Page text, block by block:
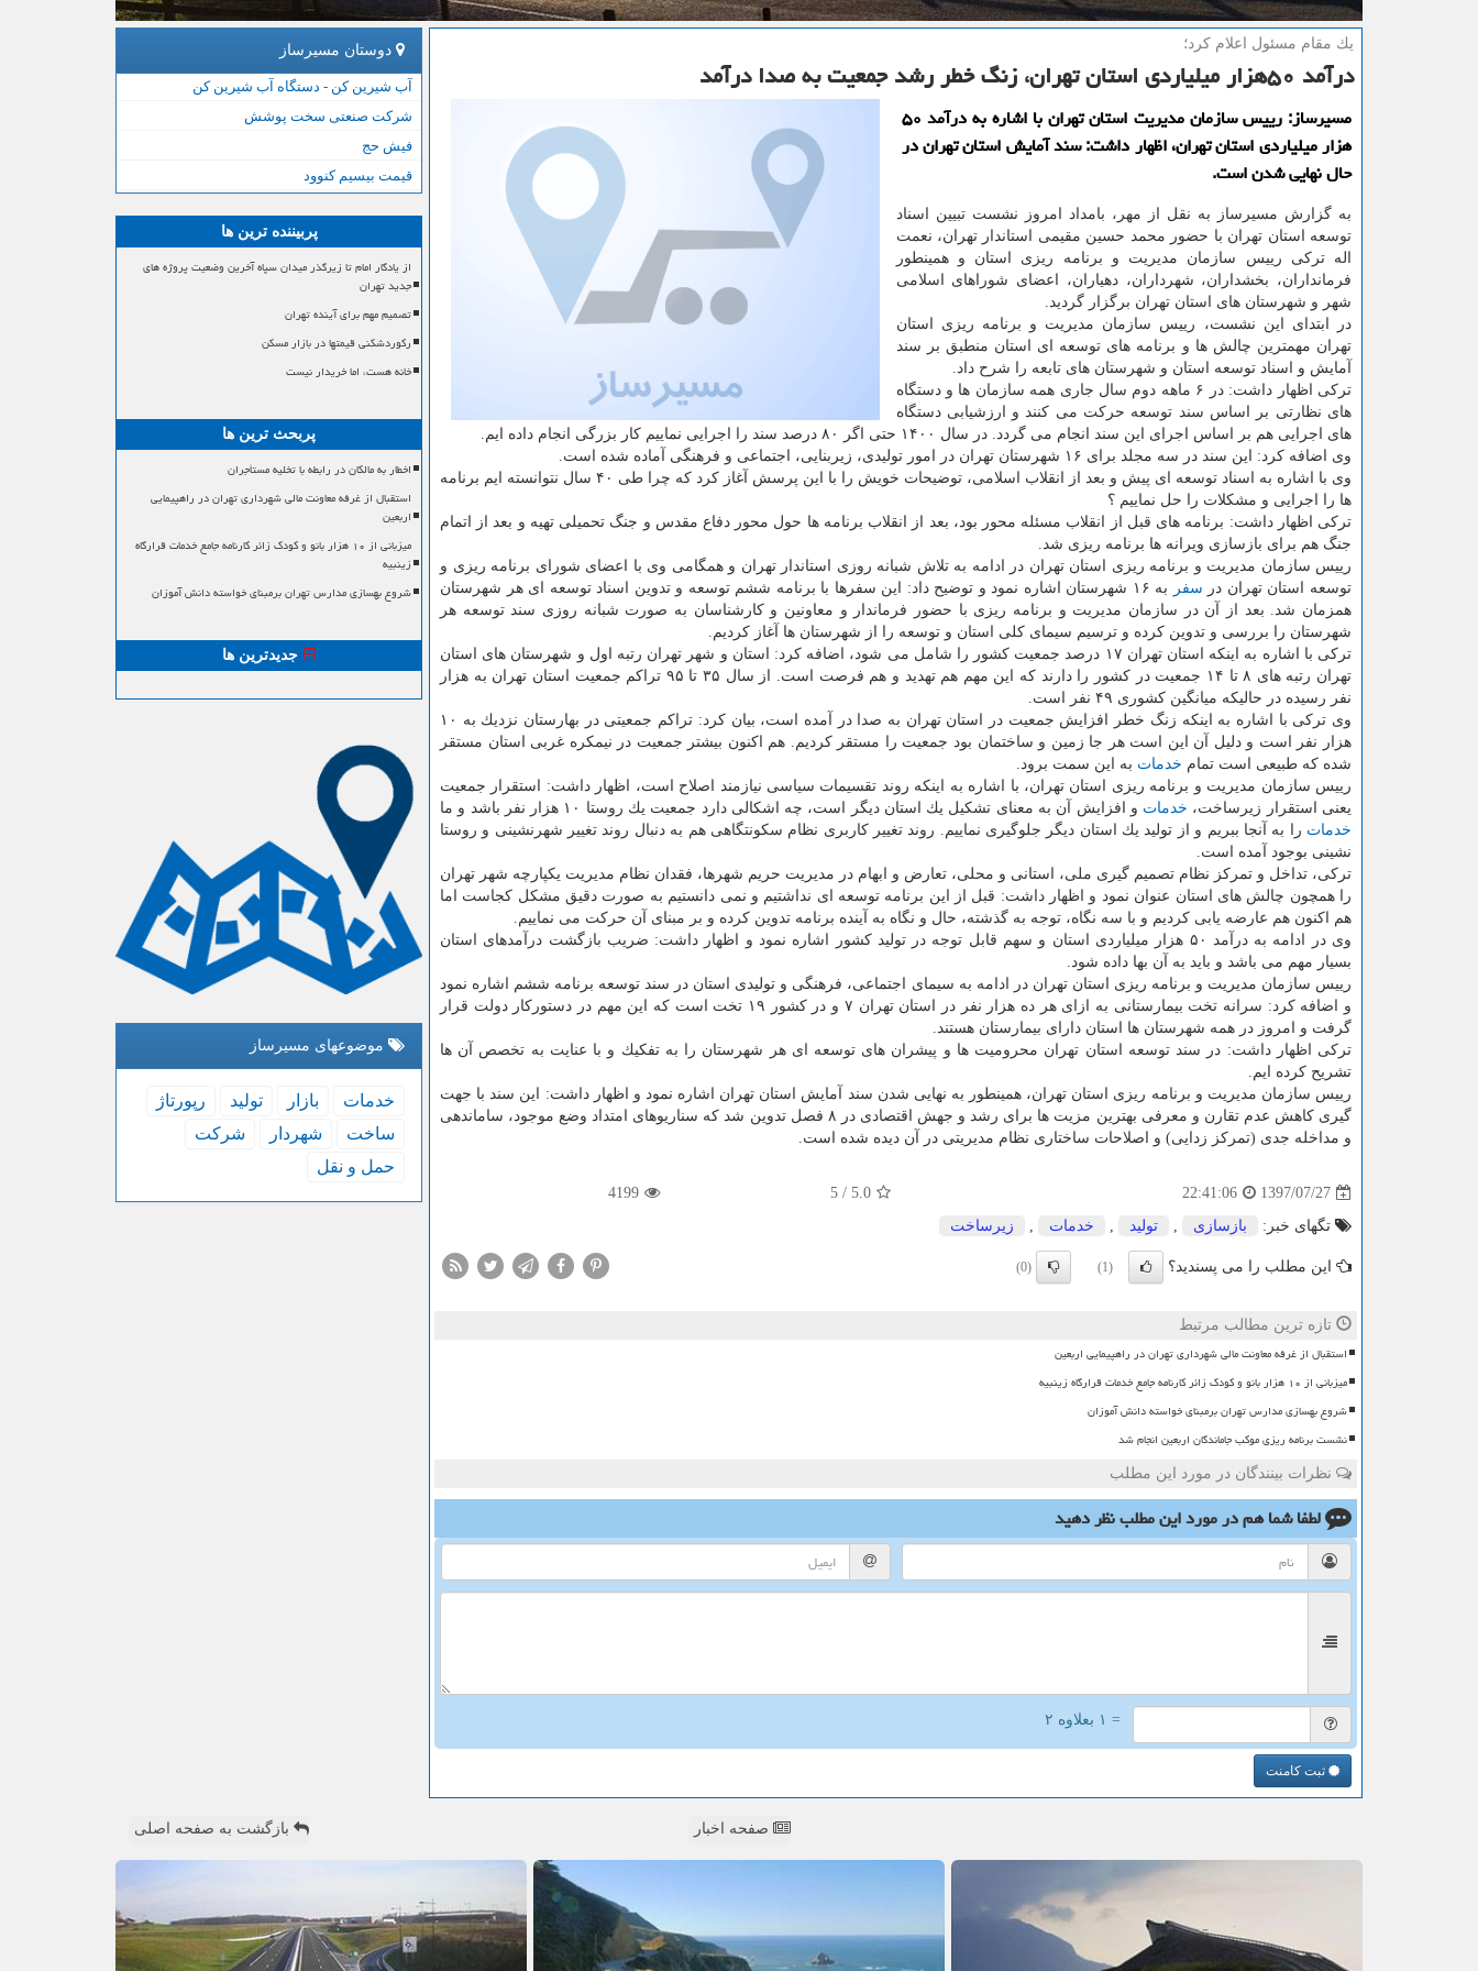
یك مقام مسئول اعلام كرد؛
درآمد ۵۰هزار میلیاردی استان تهران، زنگ خطر رشد جمعیت به صدا درآمد
مسیرساز: رییس سازمان مدیریت استان تهران با اشاره به درآمد ۵۰
هزار میلیاردی استان تهران، اظهار داشت: سند آمایش استان تهران در
حال نهایی شدن است.
به گزارش مسیرساز به نقل از مهر، بامداد امروز نشست تبیین اسناد
توسعه استان تهران با حضور محمد حسین مقیمی استاندار تهران، نعمت
اله تركی رییس سازمان مدیریت و برنامه ریزی استان و همینطور
فرمانداران، بخشداران، شهرداران، دهیاران، اعضای شوراهای اسلامی
شهر و شهرستان های استان تهران برگزار گردید.
در ابتدای این نشست، رییس سازمان مدیریت و برنامه ریزی استان
تهران مهمترین چالش ها و برنامه های توسعه ای استان منطبق بر سند
آمایش و اسناد توسعه استان و شهرستان های تابعه را شرح داد.
تركی اظهار داشت: در ۶ ماهه دوم سال جاری همه سازمان ها و دستگاه
های نظارتی بر اساس سند توسعه حركت می كنند و ارزشیابی دستگاه
های اجرایی هم بر اساس اجرای این سند انجام می گردد. در سال ۱۴۰۰ حتی اگر ۸۰ درصد سند را اجرایی نماییم كار بزرگی انجام داده ایم.
وی اضافه كرد: این سند در سه مجلد برای ۱۶ شهرستان تهران در امور تولیدی، زیربنایی، اجتماعی و فرهنگی آماده شده است.
وی با اشاره به اسناد توسعه ای پیش و بعد از انقلاب اسلامی، توضیحات خویش را با این پرسش آغاز كرد كه چرا طی ۴۰ سال نتوانسته ایم برنامه
ها را اجرایی و مشكلات را حل نماییم ؟
تركی اظهار داشت: برنامه های قبل از انقلاب مسئله محور بود، بعد از انقلاب برنامه ها حول محور دفاع مقدس و جنگ تحمیلی تهیه و بعد از اتمام
جنگ هم برای بازسازی ویرانه ها برنامه ریزی شد.
رییس سازمان مدیریت و برنامه ریزی استان تهران در ادامه به تلاش شبانه روزی استاندار تهران و همگامی وی با اعضای شورای برنامه ریزی و
توسعه استان تهران در سفر
به ۱۶ شهرستان اشاره نمود و توضیح داد: این سفرها با برنامه ششم توسعه و تدوین اسناد توسعه ای هر شهرستان
همزمان شد. بعد از آن در سازمان مدیریت و برنامه ریزی با حضور فرماندار و معاونین و كارشناسان به صورت شبانه روزی سند توسعه هر
شهرستان را بررسی و تدوین كرده و ترسیم سیمای كلی استان و توسعه را از شهرستان ها آغاز كردیم.
تركی با اشاره به اینكه استان تهران ۱۷ درصد جمعیت كشور را شامل می شود، اضافه كرد: استان و شهر تهران رتبه اول و شهرستان های استان
تهران رتبه های ۸ تا ۱۴ جمعیت در كشور را دارند كه این مهم هم تهدید و هم فرصت است. از سال ۳۵ تا ۹۵ تراكم جمعیت استان تهران به هزار
نفر رسیده در حالیكه میانگین كشوری ۴۹ نفر است.
وی تركی با اشاره به اینكه زنگ خطر افزایش جمعیت در استان تهران به صدا در آمده است، بیان كرد: تراكم جمعیتی در بهارستان نزدیك به ۱۰
هزار نفر است و دلیل آن این است هر جا زمین و ساختمان بود جمعیت را مستقر كردیم. هم اكنون بیشتر جمعیت در نیمكره غربی استان مستقر
شده كه طبیعی است تمام خدمات به این سمت برود.
رییس سازمان مدیریت و برنامه ریزی استان تهران، با اشاره به اینكه روند تقسیمات سیاسی نیازمند اصلاح است، اظهار داشت: استقرار جمعیت
یعنی استقرار زیرساخت، خدمات و افزایش آن به معنای تشكیل یك استان دیگر است، چه اشكالی دارد جمعیت یك روستا ۱۰ هزار نفر باشد و ما
خدمات را به آنجا ببریم و از تولید یك استان دیگر جلوگیری نماییم. روند تغییر كاربری نظام سكونتگاهی هم به دنبال روند تغییر شهرنشینی و روستا
نشینی بوجود آمده است.
تركی، تداخل و تمركز نظام تصمیم گیری ملی، استانی و محلی، تعارض و ابهام در مدیریت حریم شهرها، فقدان نظام مدیریت یكپارچه شهر تهران
را همچون چالش های استان عنوان نمود و اظهار داشت: قبل از این برنامه توسعه ای نداشتیم و نمی دانستیم به صورت دقیق مشكل كجاست اما
هم اكنون هم عارضه یابی كردیم و با سه نگاه، توجه به گذشته، حال و نگاه به آینده برنامه تدوین كرده و بر مبنای آن حركت می نماییم.
وی در ادامه به درآمد ۵۰ هزار میلیاردی استان و سهم قابل توجه در تولید كشور اشاره نمود و اظهار داشت: ضریب بازگشت درآمدهای استان
بسیار مهم می باشد و باید به آن بها داده شود.
رییس سازمان مدیریت و برنامه ریزی استان تهران در ادامه به سیمای اجتماعی، فرهنگی و تولیدی استان در سند توسعه برنامه ششم اشاره نمود
و اضافه كرد: سرانه تخت بیمارستانی به ازای هر ده هزار نفر در استان تهران ۷ و در كشور ۱۹ تخت است كه این مهم در دستوركار دولت قرار
گرفت و امروز در همه شهرستان ها استان دارای بیمارستان هستند.
تركی اظهار داشت: در سند توسعه استان تهران محرومیت ها و پیشران های توسعه ای هر شهرستان را به تفكیك و با عنایت به تخصص آن ها
تشریح كرده ایم.
رییس سازمان مدیریت و برنامه ریزی استان تهران، همینطور به نهایی شدن سند آمایش استان تهران اشاره نمود و اظهار داشت: این سند با جهت
گیری كاهش عدم تقارن و معرفی بهترین مزیت ها برای رشد و جهش اقتصادی در ۸ فصل تدوین شد كه سناریوهای امتداد وضع موجود، ساماندهی
و مداخله جدی (تمركز زدایی) و اصلاحات ساختاری نظام مدیریتی در آن دیده شده است.
1397/07/27
22:41:06
5.0
/
5
4199
تگهای خبر: بازسازی , تولید , خدمات , زیرساخت
این مطلب را می پسندید؟ (1)
(0)
تازه ترین مطالب مرتبط
استقبال از غرفه معاونت مالی شهرداری تهران در راهپیمایی اربعین
میزبانی از ۱۰ هزار بانو و کودک زائر کارنامه جامع خدمات قرارگاه زینبیه
شروع بهسازی مدارس تهران برمبنای خواسته دانش آموزان
نشست برنامه ریزی موکب جاماندگان اربعین انجام شد
نظرات بینندگان در مورد این مطلب
لطفا شما همدر مورد این مطلبنظر دهید
= ۱ بعلاوه ۲
ثبت کامنت
دوستان مسیرساز
آب شیرین کن - دستگاه آب شیرین کن
شرکت صنعتی سخت پوشش
فیش حج
قیمت بیسیم کنوود
پربیننده ترین ها
از یادگار امام تا زیرگذر میدان سپاه آخرین وضعیت پروژه های
جدید تهران
تصمیم مهم برای آینده تهران
رکوردشکنی قیمتها در بازار مسکن
خانه هست، اما خریدار نیست
پربحث ترین ها
اخطار به مالکان در رابطه با تخلیه مستأجران
استقبال از غرفه معاونت مالی شهرداری تهران در راهپیمایی
اربعین
میزبانی از ۱۰ هزار بانو و کودک زائر کارنامه جامع خدمات قرارگاه
زینبیه
شروع بهسازی مدارس تهران برمبنای خواسته دانش آموزان
جدیدترین ها
موضوعهای مسیرساز
خدمات بازار تولید
رپورتاژ
ساخت
شهردار
شركت
حمل و نقل
صفحه اخبار بازگشت به صفحه اصلی